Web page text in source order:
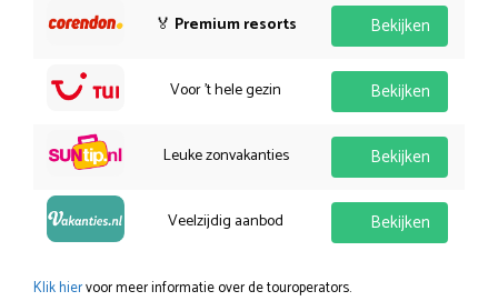
🏅 Premium resorts Bekijken
Voor 't hele gezin Bekijken
Leuke zonvakanties Bekijken
Veelzijdig aanbod Bekijken
Klik hiervoor meer informatie over de touroperators.